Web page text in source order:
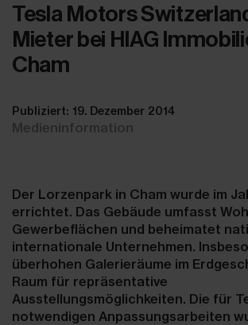
Tesla Motors
Mieter bei HIAG
Cham
Publiziert: 19. Dezember 2014
Medieninformation
Der Lorzenpark in Cham wurde im
errichtet. Das Gebäude umfasst
Gewerbeflächen und beheimatet
internationale Unternehmen.
überhohen Galerieräume im
Raum für repräsentative
Ausstellungsmöglichkeiten. Die für
notwendigen Anpassungsarbeiten